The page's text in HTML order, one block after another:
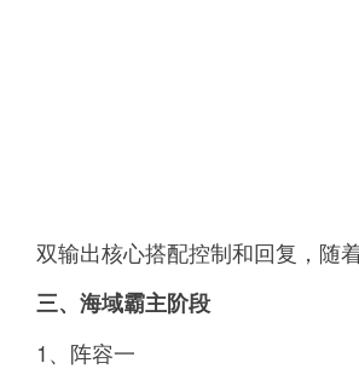
双输出核心搭配控制和回复，随
三、海域霸主阶段
1、阵容一